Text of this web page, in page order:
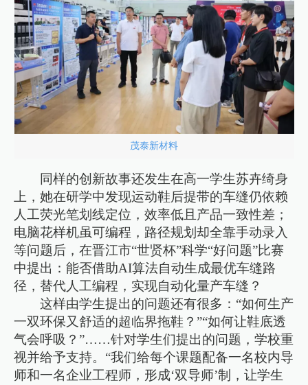
茂泰新材料
同样的创新故事还发生在高一学生苏卉绮身
上，她在研学中发现运动鞋后提带的车缝仍依赖
人工荧光笔划线定位，效率低且产品一致性差；
电脑花样机虽可编程，路径规划却全靠手动录入
等问题后，在晋江市“世贤杯”科学“好问题”比赛
中提出：能否借助AI算法自动生成最优车缝路
径，替代人工编程，实现自动化量产车缝？
这样由学生提出的问题还有很多：“如何生产
一双环保又舒适的超临界拖鞋？”“如何让鞋底透
气会呼吸？”……针对学生们提出的问题，学校重
视并给予支持。“我们给每个课题配备一名校内导
师和一名企业工程师，形成‘双导师’制，让学生